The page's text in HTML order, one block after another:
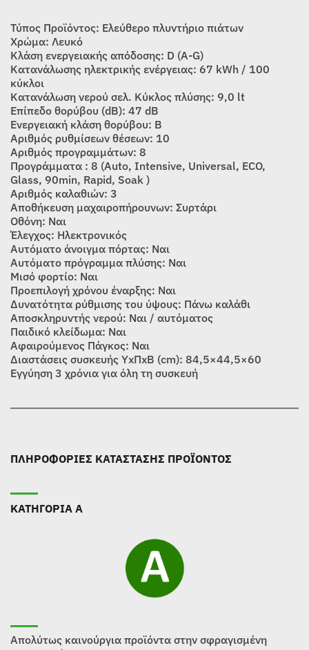
Τύπος Προϊόντος: Ελεύθερο πλυντήριο πιάτων
Χρώμα: Λευκό
Κλάση ενεργειακής απόδοσης: D (A-G)
Κατανάλωσης ηλεκτρικής ενέργειας: 67 kWh / 100
κύκλοι
Κατανάλωση νερού σελ. Κύκλος πλύσης: 9,0 lt
Επίπεδο θορύβου (dB): 47 dB
Ενεργειακή κλάση θορύβου: B
Αριθμός ρυθμίσεων θέσεων: 10
Αριθμός προγραμμάτων: 8
Προγράμματα : 8 (Auto, Intensive, Universal, ECO,
Glass, 90min, Rapid, Soak )
Αριθμός καλαθιών: 3
Αποθήκευση μαχαιροπήρουνων: Συρτάρι
Οθόνη: Ναι
Έλεγχος: Ηλεκτρονικός
Αυτόματο άνοιγμα πόρτας: Ναι
Αυτόματο πρόγραμμα πλύσης: Ναι
Μισό φορτίο: Ναι
Προεπιλογή χρόνου έναρξης: Ναι
Δυνατότητα ρύθμισης του ύψους: Πάνω καλάθι
Αποσκληρυντής νερού: Ναι / αυτόματος
Παιδικό κλείδωμα: Ναι
Αφαιρούμενος Πάγκος: Ναι
Διαστάσεις συσκευής ΥxΠxΒ (cm): 84,5×44,5×60
Εγγύηση 3 χρόνια για όλη τη συσκευή
ΠΛΗΡΟΦΟΡΙΕΣ ΚΑΤΑΣΤΑΣΗΣ ΠΡΟΪΟΝΤΟΣ
ΚΑΤΗΓΟΡΙΑ Α
Απολύτως καινούργια προϊόντα στην σφραγισμένη